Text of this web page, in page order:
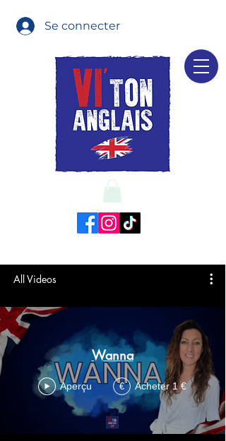
Se connecter
All Videos
Wanna
Aperçu € Acheter 1 €